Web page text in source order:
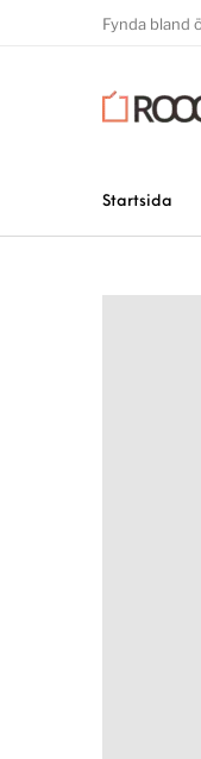
Fynda bland
Startsida